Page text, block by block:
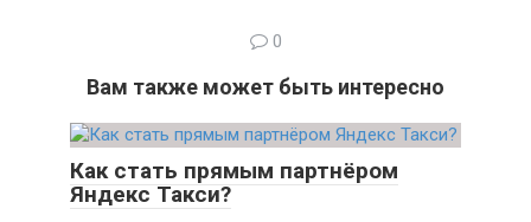
0
Вам также может быть интересно
Как стать прямым партнёром
Яндекс Такси?